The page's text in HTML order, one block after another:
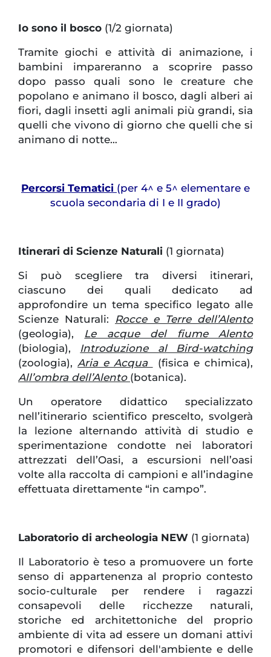
Io sono il bosco (1/2 giornata)
Tramite giochi e attività di animazione, i
bambini impareranno a scoprire passo
dopo passo quali sono le creature che
popolano e animano il bosco, dagli alberi ai
fiori, dagli insetti agli animali più grandi, sia
quelli che vivono di giorno che quelli che si
animano di notte…
Percorsi Tematici (per 4^ e 5^ elementare e
scuola secondaria di I e II grado)
Itinerari di Scienze Naturali (1 giornata)
Si può scegliere tra diversi itinerari,
ciascuno dei quali dedicato ad
approfondire un tema specifico legato alle
Scienze Naturali: Rocce e Terre dell’Alento
(geologia), Le acque del fiume Alento
(biologia), Introduzione al Bird-watching
(zoologia),Aria e Acqua
(fisica e chimica),
All’ombra dell’Alento (botanica).
Un operatore didattico specializzato
nell’itinerario scientifico prescelto, svolgerà
la lezione alternando attività di studio e
sperimentazione condotte nei laboratori
attrezzati dell’Oasi, a escursioni nell’oasi
volte alla raccolta di campioni e all’indagine
effettuata direttamente “in campo”.
Laboratorio di archeologia NEW (1 giornata)
Il Laboratorio è teso a promuovere un forte
senso di appartenenza al proprio contesto
socio-culturale per rendere i ragazzi
consapevoli delle ricchezze naturali,
storiche ed architettoniche del proprio
ambiente di vita ad essere un domani attivi
promotori e difensori dell'ambiente e delle